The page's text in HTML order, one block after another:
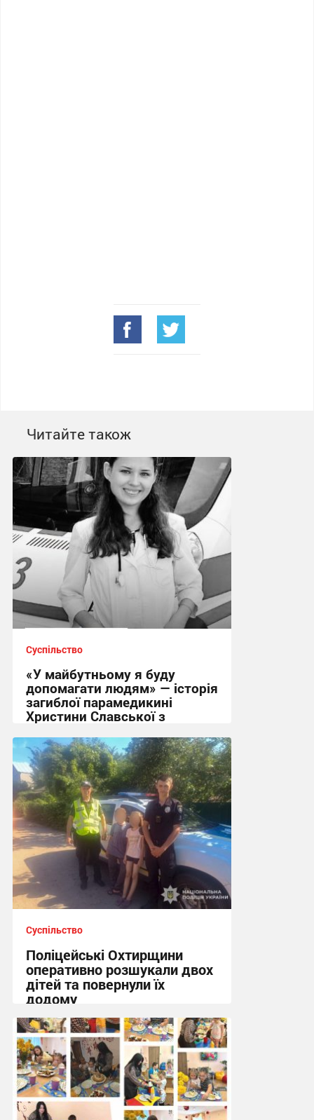
Читайте також
Суспільство
«У майбутньому я буду
допомагати людям» — історія
загиблої парамедикині
Христини Славської з
21:32 вчора
Суспільство
Поліцейські Охтирщини
оперативно розшукали двох
дітей та повернули їх
додому
10:19, 5.08.2026